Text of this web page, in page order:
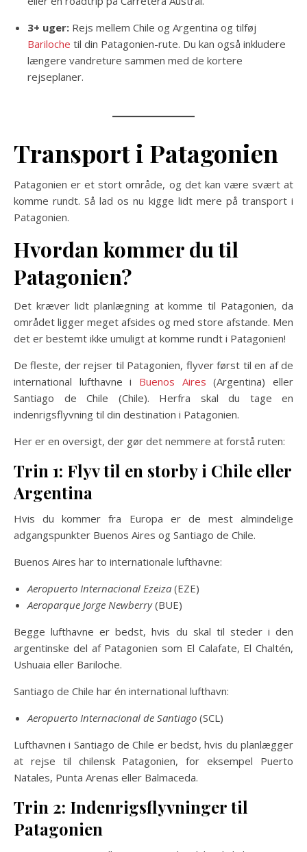
3+ uger: Rejs mellem Chile og Argentina og tilføj
Bariloche til din Patagonien-rute. Du kan også inkludere
længere vandreture sammen med de kortere
rejseplaner.
Transport i Patagonien
Patagonien er et stort område, og det kan være svært at
komme rundt. Så lad os nu kigge lidt mere på transport i
Patagonien.
Hvordan kommer du til
Patagonien?
Det kræver lidt planlægning at komme til Patagonien, da
området ligger meget afsides og med store afstande. Men
det er bestemt ikke umuligt at komme rundt i Patagonien!
De fleste, der rejser til Patagonien, flyver først til en af de
international lufthavne i Buenos Aires (Argentina) eller
Santiago de Chile (Chile). Herfra skal du tage en
indenrigsflyvning til din destination i Patagonien.
Her er en oversigt, der gør det nemmere at forstå ruten:
Trin 1: Flyv til en storby i Chile eller
Argentina
Hvis du kommer fra Europa er de mest almindelige
adgangspunkter Buenos Aires og Santiago de Chile.
Buenos Aires har to internationale lufthavne:
Aeropuerto Internacional Ezeiza (EZE)
Aeroparque Jorge Newberry(BUE)
Begge lufthavne er bedst, hvis du skal til steder i den
argentinske del af Patagonien som El Calafate, El Chaltén,
Ushuaia eller Bariloche.
Santiago de Chile har én international lufthavn:
Aeropuerto Internacional de Santiago (SCL)
Lufthavnen i Santiago de Chile er bedst, hvis du planlægger
at rejse til chilensk Patagonien, for eksempel Puerto
Natales, Punta Arenas eller Balmaceda.
Trin 2: Indenrigsflyvninger til
Patagonien